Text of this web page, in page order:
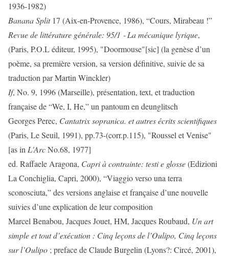
1936-1982)
Banana Split17 (Aix-en-Provence, 1986), “Cours, Mirabeau !”
Revue de littérature générale: 95/1 ‑ La mécaniquelyrique,
(Paris, P.O.L éditeur, 1995), "Doormouse"[sic] (la genèse d’un
poème, sa première version, sa version définitive, suivie de sa
traduction par Martin Winckler)
If, No. 9, 1996 (Marseille), présentation, text, et traduction
française de “We, I, He,” un pantoum en deunglitsch
Georges Perec, Cantatrix sopranica. et autres écrits scientifiques
(Paris, Le Seuil, 1991), pp.73-(corr.p.115), "Roussel et Venise"
[as in L'ArcNo.68, 1977]
ed. Raffaele Aragona, Capri à contrainte: testi e glosse(Edizioni
La Conchiglia, Capri, 2000), “Viaggio verso una terra
sconosciuta,” des versions anglaise et française d’une nouvelle
suivies d’une explication de leur composition
Marcel Benabou, Jacques Jouet, HM, Jacques Roubaud, Un art
simple et tout d’exécution : Cinq leçons de l’Oulipo, Cinq leçons
sur l’Oulipo ; preface de Claude Burgelin (Lyons?: Circé, 2001),